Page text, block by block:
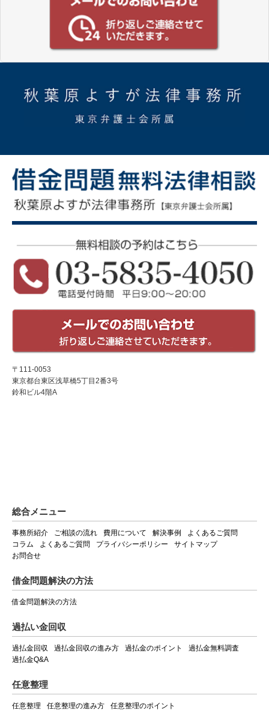
〒111-0053
東京都台東区浅草橋5丁目2番3号
鈴和ビル4階A
総合メニュー
事務所紹介 ご相談の流れ 費用について 解決事例
よくあるご質問
コラム
よくあるご質問 プライバシーポリシー
サイトマップ
お問合せ
借金問題解決の方法
借金問題解決の方法
過払い金回収
過払金回収 過払金回収の進み方 過払金のポイント
過払金無料調査
過払金Q&A
任意整理
任意整理 任意整理の進み方 任意整理のポイント